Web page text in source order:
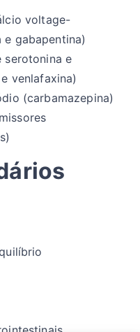
voltage-
gabapentina)
serotonina e
venlafaxina)
(carbamazepina)